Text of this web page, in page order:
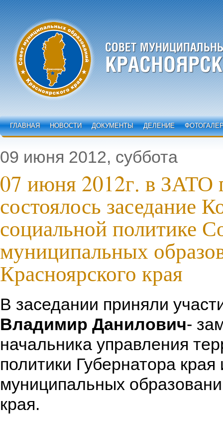
ГЛАВНАЯ НОВОСТИ ДОКУМЕНТЫ ДЕЛЕНИЕ
09 июня 2012, суббота
07 июня 2012г. в ЗАТО
состоялось заседание
социальной политике
муниципальных
Красноярского края
В заседании приняли
Владимир Данилович-
начальника управления
политики Губернатора
муниципальных
края.